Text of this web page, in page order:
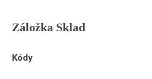
Záložka Sklad
Kódy